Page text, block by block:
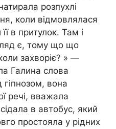
розпухлі
коли відмовлялася
в притулок. Там і
є, тому що що
захворіє? » —
Галина слова
гіпнозом, вона
речі, вважала
в автобус, який
простояла у рідних